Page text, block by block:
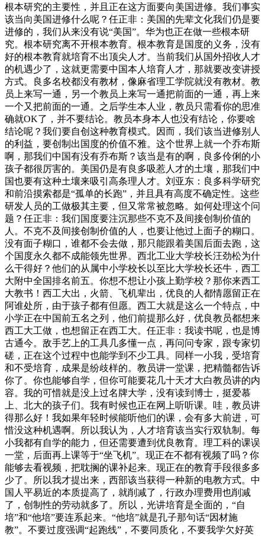
根本研究的主要性，并且正在这方面要向美国进修。我们事实
该当向美国进修什么呢？任正非：美国的先辈文化我们仍是要
进修的，我们从来没有说“美国”。华为也正在做一些根本研
究。根本研究离不开根本教育。根本教育是国度的义务，没有
好的根本教育就培育不出顶尖人才。当前我们从国外招收人才
的机遇少了，这就更需要中国本人培育人才，那就要改变讲授
方式。良多名校都没有教材，像麻省理工学院就没有教材。教
员上来写一通，另一个教员上来写一通把前面的一通，再上来
一个又把前面的一通。之后学生本人业，教员只需看你的思准
确就OK了，并不要结论。教员本身本人也没有结论，你要啥
结论呢？我们要自创这种教育模式。因而，我们该当进修别人
的利益，要创制出国度的价值不雅。这个世界上就一个乔布斯
啊，那我们中国有没有乔布斯？该当是有的啊，良多伶俐的小
孩子都很厉害的。美国仍是有良多吸惹人才的土壤，那我们中
国也要有这种土壤来吸引高条理人才。刘亚东：良多科学研究
和前沿摸索都是“孤单的长跑”，并且具有高度不确定性。这些
研发人员的工做极其主要，但又常常被忽略。如何处理这个问
题？任正非：我们国度要注沉那些不克不及间接创制价值的
人。不克不及间接创制价值的人，也要让他过上面子的糊口。
没有面子糊口，谁都不会去做，那只能跟着美国后面去跑，这
个国度永久都不成能领先世界。西北工业大学校长汪劲松为什
么干得好？他们的从属中小学校长以至比大学校长还牛，西工
大附中全国排名前五。你想不想让小孩上勤学校？那你来西工
大教书！西工大出，火箭、飞机辈出，优良的人都情愿留正在
阿谁处所，由于孩子都有但愿。西工大就是这么一个特点，中
小学正在中国前五名之列，他们前提那么好，优良教员都想来
西工大工做，也想留正在西工大。任正非：我读书呢，也是博
古通今。敌手艺上的工具几多懂一点，再问问专家，跟专家切
磋，正在这个过程中也能学到不少工具。同样一小我，受培育
和不受培育，成果是纷歧样的。教员讲一堂课，把精髓都告诉
你了。你也能够自学，但你可能要花几十天才大白教员讲的内
容。我的可惜就是没上过名牌大学，没有读到博士，挺爱慕
上、北大的孩子们。我有时候也正在网上听听课。哇，教员讲
得那么好！我如果年轻时候能听他们的课，会有多大前进，可
惜没这种机遇啊。所以我认为，人才培育该当实行双轨制。每
小我都有自学的能力，但还需要遭到优良教育。理工科的课误
一堂，后面再上课等于“坐飞机”。现正在不都有视频了吗？你
能够去看视频，把耽搁的课补起来。现正在的教育手段很多多
少了。所以我才提出来，西部该当获得一种新的电教方式。中
国人平易近的本质提高了，就削减了，行政办理费用也削减
了，创制性的劳动就多了。所以，光讲培育是全面的，“自
培”和“他培”要连系起来。“他培”就是孔子那句话“因材施
教”。不要过度强调“起跑线”，不要同质化，不要我学欠好英